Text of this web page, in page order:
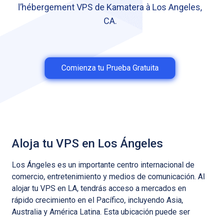
l’hébergement VPS de Kamatera à Los Angeles,
CA.
Comienza tu Prueba Gratuita
Aloja tu VPS en Los Ángeles
Los Ángeles es un importante centro internacional de
comercio, entretenimiento y medios de comunicación. Al
alojar tu VPS en LA, tendrás acceso a mercados en
rápido crecimiento en el Pacífico, incluyendo Asia,
Australia y América Latina. Esta ubicación puede ser